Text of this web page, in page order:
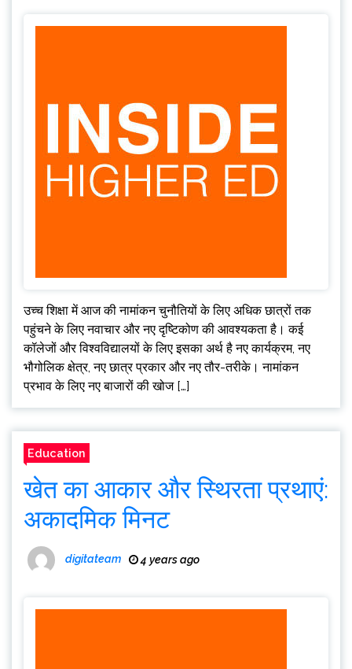
उच्च शिक्षा में आज की नामांकन चुनौतियों के लिए अधिक छात्रों तक
पहुंचने के लिए नवाचार और नए दृष्टिकोण की आवश्यकता है। कई
कॉलेजों और विश्वविद्यालयों के लिए इसका अर्थ है नए कार्यक्रम, नए
भौगोलिक क्षेत्र, नए छात्र प्रकार और नए तौर-तरीके। नामांकन
प्रभाव के लिए नए बाजारों की खोज […]
Education
खेत का आकार और स्थिरता प्रथाएं:
अकादमिक मिनट
digitateam 4 years ago